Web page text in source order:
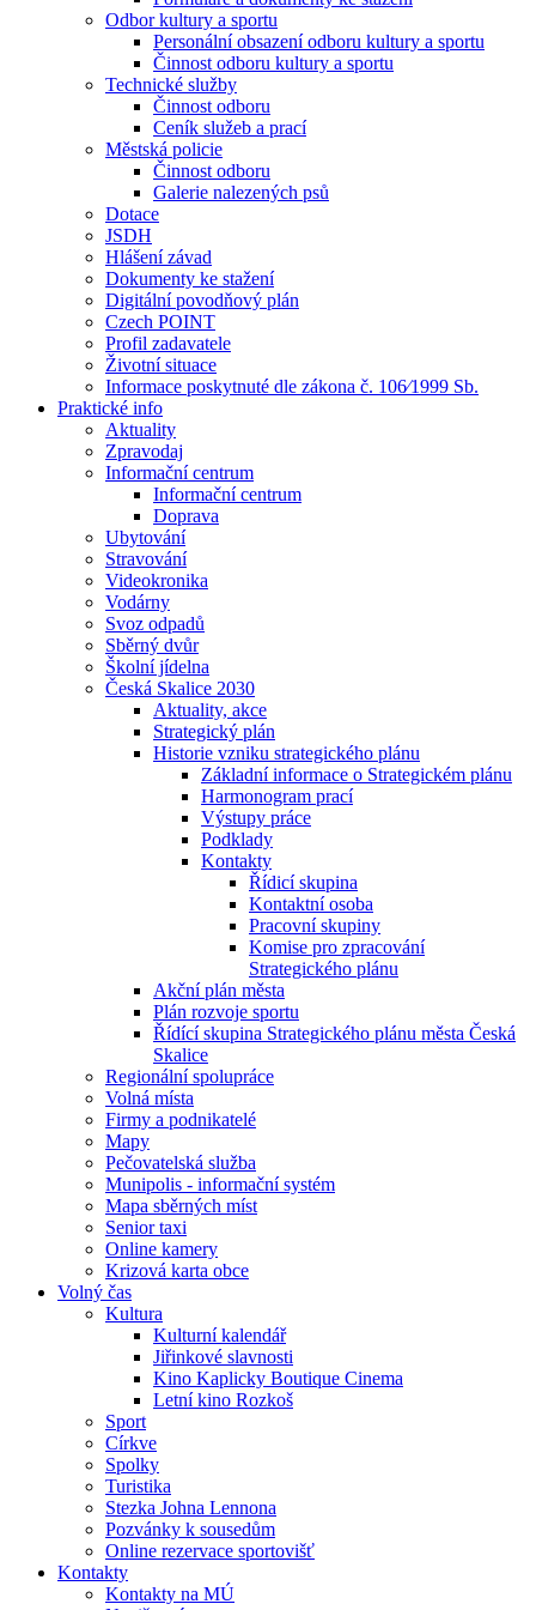
Odbor kultury a sportu
Personální obsazení odboru kultury a sportu
Činnost odboru kultury a sportu
Technické služby
Činnost odboru
Ceník služeb a prací
Městská policie
Činnost odboru
Galerie nalezených psů
Dotace
JSDH
Hlášení závad
Dokumenty ke stažení
Digitální povodňový plán
Czech POINT
Profil zadavatele
Životní situace
Informace poskytnuté dle zákona č. 106⁄1999 Sb.
Praktické info
Aktuality
Zpravodaj
Informační centrum
Informační centrum
Doprava
Ubytování
Stravování
Videokronika
Vodárny
Svoz odpadů
Sběrný dvůr
Školní jídelna
Česká Skalice 2030
Aktuality, akce
Strategický plán
Historie vzniku strategického plánu
Základní informace o Strategickém plánu
Harmonogram prací
Výstupy práce
Podklady
Kontakty
Řídicí skupina
Kontaktní osoba
Pracovní skupiny
Komise pro zpracování
Strategického plánu
Akční plán města
Plán rozvoje sportu
Řídící skupina Strategického plánu města Česká
Skalice
Regionální spolupráce
Volná místa
Firmy a podnikatelé
Mapy
Pečovatelská služba
Munipolis - informační systém
Mapa sběrných míst
Senior taxi
Online kamery
Krizová karta obce
Volný čas
Kultura
Kulturní kalendář
Jiřinkové slavnosti
Kino Kaplicky Boutique Cinema
Letní kino Rozkoš
Sport
Církve
Spolky
Turistika
Stezka Johna Lennona
Pozvánky k sousedům
Online rezervace sportovišť
Kontakty
Kontakty na MÚ